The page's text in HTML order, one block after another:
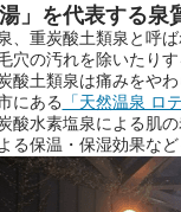
湯」を代表する泉
、重炭酸土類泉と呼
穴の汚れを除いたり
酸土類泉は痛みをや
にある 「天然温泉 ロ
酸水素塩泉による肌
る保温・保湿効果な